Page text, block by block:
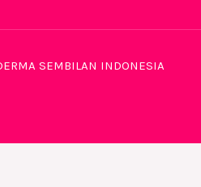
SEMBILAN INDONESIA